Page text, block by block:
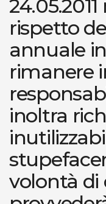
rispetto
annuale
rimanere
inoltra
volontà di